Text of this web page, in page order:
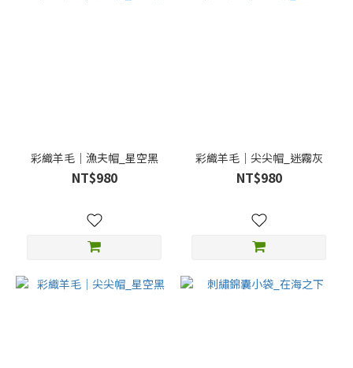
彩織羊毛｜漁夫帽_星空黑
NT$980
彩織羊毛｜尖尖帽_迷霧灰
NT$980